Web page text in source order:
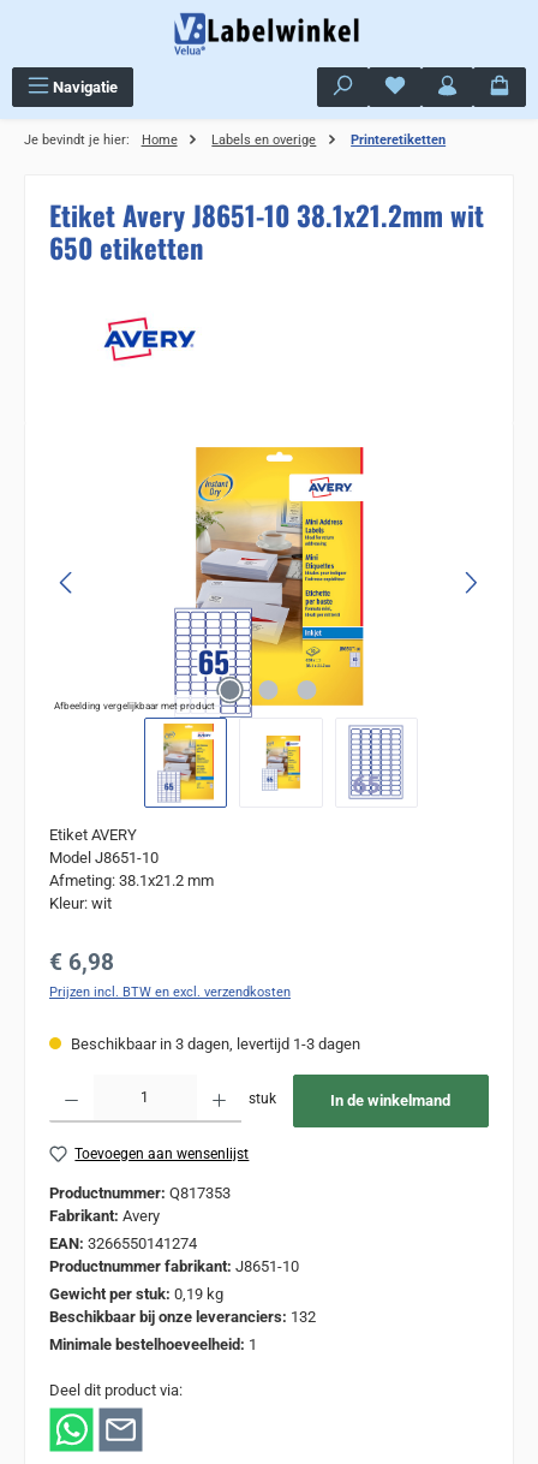
Navigatie Je hebt 0 items op
Je bevindt je hier: Home Labels en overige Printeretiketten
Etiket Avery J8651-10 38.1x21.2mm wit
650 etiketten
Afbeelding vergelijkbaar met product
Etiket AVERY
Model J8651-10
Afmeting: 38.1x21.2 mm
Kleur: wit
Normale prijs:
€ 6,98
Prijzen incl. BTW en excl. verzendkosten
Beschikbaar in 3 dagen, levertijd 1-3 dagen
stuk In de winkelmand
Toevoegen aan wensenlijst
Productnummer: Q817353
Fabrikant: Avery
EAN: 3266550141274
Productnummer fabrikant: J8651-10
Gewicht per stuk: 0,19 kg
Beschikbaar bij onze leveranciers: 132
Minimale bestelhoeveelheid: 1
Deel dit product via: